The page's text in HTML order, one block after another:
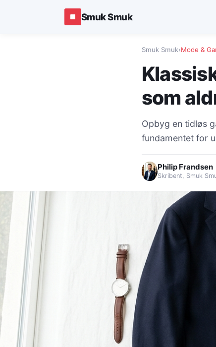
Smuk Smuk
Smuk Smuk›Mode &
som
Opbyg en tidløs
fundamentet for
Philip Frandsen
Skribent, Smuk